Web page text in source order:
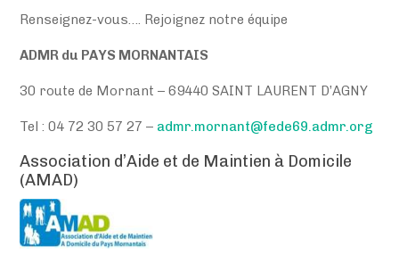
Renseignez-vous…. Rejoignez notre équipe
ADMR du PAYS MORNANTAIS
30 route de Mornant – 69440 SAINT LAURENT D’AGNY
Tel : 04 72 30 57 27 – admr.mornant@fede69.admr.org
Association d’Aide et de Maintien à Domicile
(AMAD)